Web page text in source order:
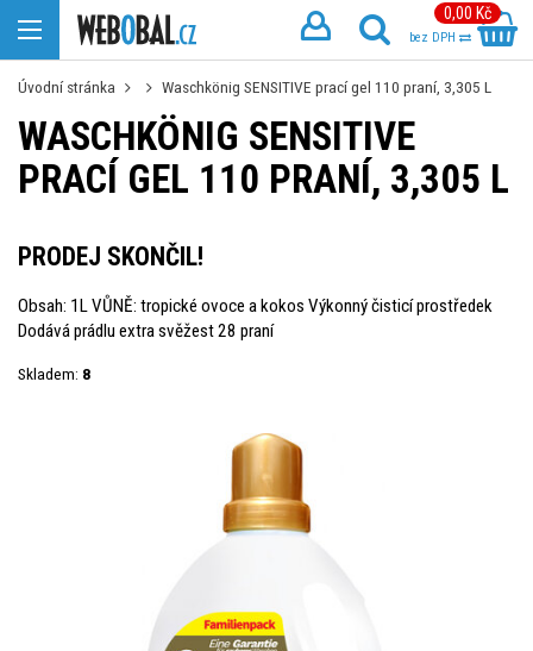
0,00 Kč
bez DPH
Úvodní stránka Waschkönig SENSITIVE prací gel 110 praní, 3,305 L
WASCHKÖNIG SENSITIVE
PRACÍ GEL 110 PRANÍ, 3,305 L
PRODEJ SKONČIL!
Obsah: 1L VŮNĚ: tropické ovoce a kokos Výkonný čisticí prostředek
Dodává prádlu extra svěžest 28 praní
Skladem: 8